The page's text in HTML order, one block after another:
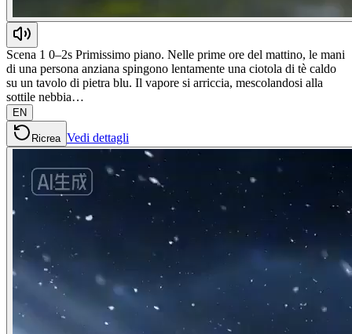
Scena 1 0–2s Primissimo piano. Nelle prime ore del mattino, le mani
di una persona anziana spingono lentamente una ciotola di tè caldo
su un tavolo di pietra blu. Il vapore si arriccia, mescolandosi alla
sottile nebbia…
EN
Ricrea Vedi dettagli